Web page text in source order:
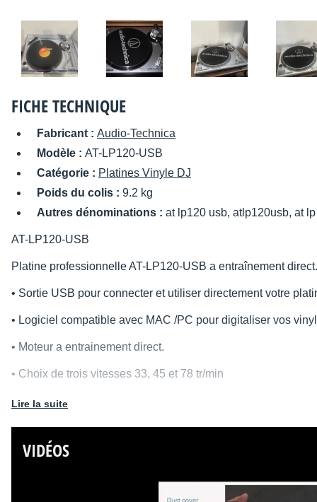
FICHE TECHNIQUE
Fabricant : Audio-Technica
Modèle : AT-LP120-USB
Catégorie : Platines Vinyle DJ
Poids du colis : 9.2 kg
Autres dénominations : at lp120 usb, atlp120usb, at
AT-LP120-USB
Platine professionnelle AT-LP120-USB a entraînement direct.
• Sortie USB pour connecter et utiliser directement votre
• Logiciel compatible avec MAC /PC pour digitaliser vos
• Moteur a entrainement direct.
• Choix de trois vitesses 33, 45 et 78 tr/min
• Plateau aluminium avec son tapis anti dérapant.
• Bras de lecture équilibré avec control d’amortissement.
• Lecture en marche avant et arrière.
• Indicateur stroboscopique de vitesse de la platine.
Lire la suite
VIDÉOS